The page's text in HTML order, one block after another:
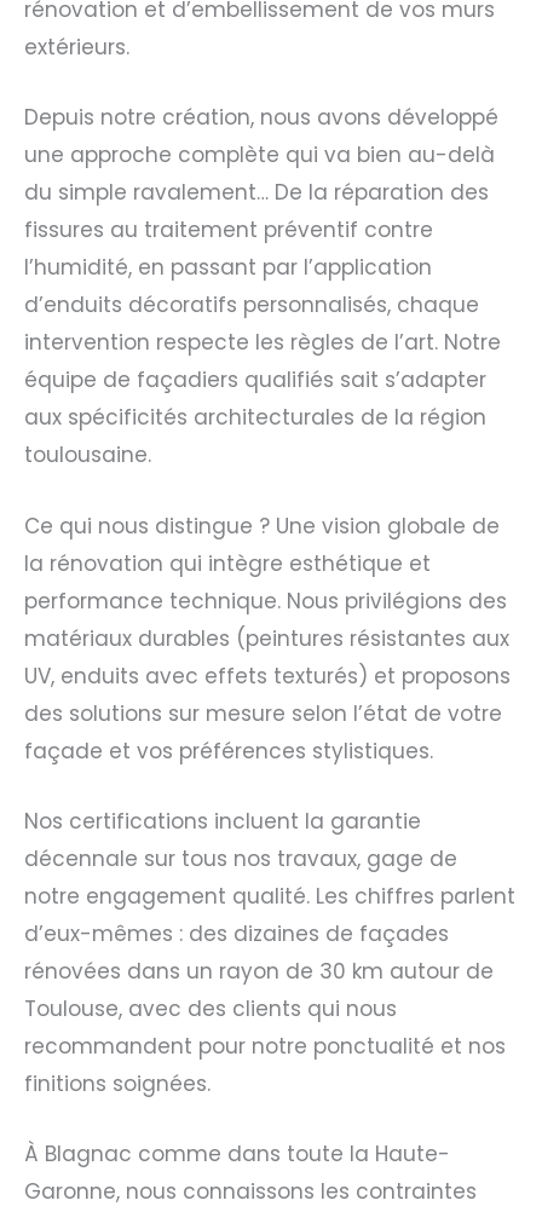
rénovation et d’embellissement de vos murs
extérieurs.
Depuis notre création, nous avons développé
une approche complète qui va bien au-delà
du simple ravalement… De la réparation des
fissures au traitement préventif contre
l’humidité, en passant par l’application
d’enduits décoratifs personnalisés, chaque
intervention respecte les règles de l’art. Notre
équipe de façadiers qualifiés sait s’adapter
aux spécificités architecturales de la région
toulousaine.
Ce qui nous distingue ? Une vision globale de
la rénovation qui intègre esthétique et
performance technique. Nous privilégions des
matériaux durables (peintures résistantes aux
UV, enduits avec effets texturés) et proposons
des solutions sur mesure selon l’état de votre
façade et vos préférences stylistiques.
Nos certifications incluent la garantie
décennale sur tous nos travaux, gage de
notre engagement qualité. Les chiffres parlent
d’eux-mêmes : des dizaines de façades
rénovées dans un rayon de 30 km autour de
Toulouse, avec des clients qui nous
recommandent pour notre ponctualité et nos
finitions soignées.
À Blagnac comme dans toute la Haute-
Garonne, nous connaissons les contraintes